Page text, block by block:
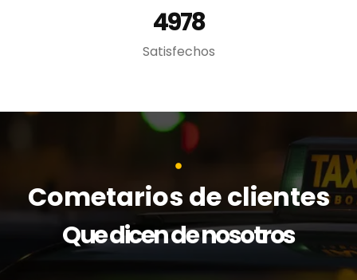
4978
Satisfechos
Cometarios de clientes
Que dicen de nosotros